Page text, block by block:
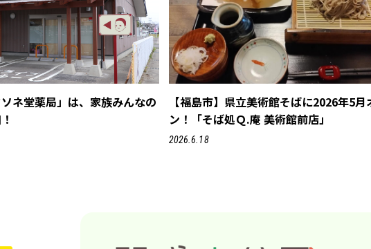
ネ堂薬局」は、家族みんなの
【福島市】県立美術館そばに2026年5月
ン！「そば処Ｑ.庵 美術館前店」
2026.6.18